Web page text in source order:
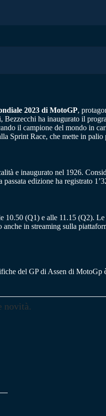
2023 di MotoGP,
ha inaugurato il
il campione del mondo in
Sprint Race, che mette in
e inaugurato nel 1926.
edizione ha registrato
10.50 (Q1) e alle 11.15 (Q2). Le
in streaming sulla
del GP di Assen di MotoGp
novità.